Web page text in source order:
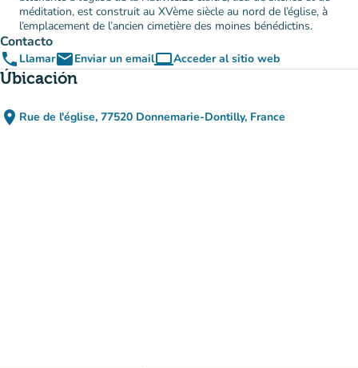
méditation, est construit au XVème siècle au nord de l’église, à
l’emplacement de l’ancien cimetière des moines bénédictins.
Contacto
phone LlamaremailEnviar un emailcomputerAcceder al sitio web
(nueva pestaña)
Úbicación
place Rue de l'église, 77520 Donnemarie-Dontilly, France
(abrir en Google Maps)
(nueva pestaña)